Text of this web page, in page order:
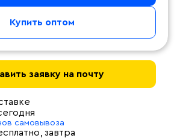
Купить оптом
заявку на почту
самовывоза
, завтра